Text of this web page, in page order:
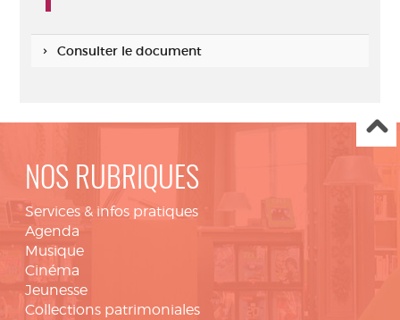
Consulter le document
NOS RUBRIQUES
Services & infos pratiques
Agenda
Musique
Cinéma
Jeunesse
Collections patrimoniales